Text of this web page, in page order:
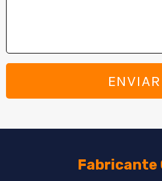
ENVIAR
Fabricante